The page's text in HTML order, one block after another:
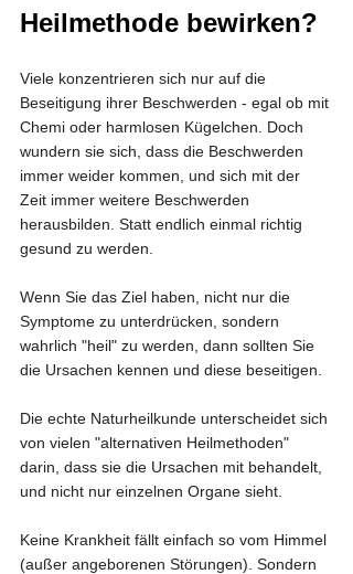
Heilmethode bewirken?
Viele konzentrieren sich nur auf die
Beseitigung ihrer Beschwerden - egal ob mit
Chemi oder harmlosen Kügelchen. Doch
wundern sie sich, dass die Beschwerden
immer weider kommen, und sich mit der
Zeit immer weitere Beschwerden
herausbilden. Statt endlich einmal richtig
gesund zu werden.
Wenn Sie das Ziel haben, nicht nur die
Symptome zu unterdrücken, sondern
wahrlich "heil" zu werden, dann sollten Sie
die Ursachen kennen und diese beseitigen.
Die echte Naturheilkunde unterscheidet sich
von vielen "alternativen Heilmethoden"
darin, dass sie die Ursachen mit behandelt,
und nicht nur einzelnen Organe sieht.
Keine Krankheit fällt einfach so vom Himmel
(außer angeborenen Störungen). Sondern